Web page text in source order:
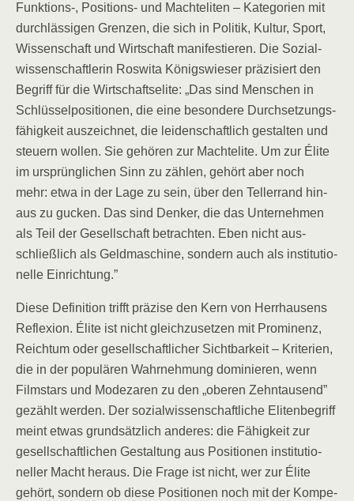
Funktions‑, Posi­ti­ons- und Macht­eli­ten – Kate­go­rien mit
durch­läs­si­gen Gren­zen, die sich in Poli­tik, Kul­tur, Sport,
Wis­sen­schaft und Wirt­schaft mani­fes­tie­ren. Die Sozi­al­
wis­sen­schaft­le­rin Ros­wi­ta Königs­wie­ser prä­zi­siert den
Begriff für die Wirt­schafts­eli­te: „Das sind Men­schen in
Schlüs­sel­po­si­tio­nen, die eine beson­de­re Durch­set­zungs­
fä­hig­keit aus­zeich­net, die lei­den­schaft­lich gestal­ten und
steu­ern wol­len. Sie gehö­ren zur Macht­eli­te. Um zur Éli­te
im ursprüng­li­chen Sinn zu zäh­len, gehört aber noch
mehr: etwa in der Lage zu sein, über den Tel­ler­rand hin­
aus zu gucken. Das sind Den­ker, die das Unter­neh­men
als Teil der Gesell­schaft betrach­ten. Eben nicht aus­
schließ­lich als Geld­ma­schi­ne, son­dern auch als insti­tu­tio­
nel­le Einrichtung.”
Die­se Defi­ni­ti­on trifft prä­zi­se den Kern von Herr­hau­sens
Refle­xi­on. Éli­te ist nicht gleich­zu­set­zen mit Pro­mi­nenz,
Reich­tum oder gesell­schaft­li­cher Sicht­bar­keit – Kri­te­ri­en,
die in der popu­lä­ren Wahr­neh­mung domi­nie­ren, wenn
Film­stars und Mode­za­ren zu den „obe­ren Zehn­tau­send”
gezählt wer­den. Der sozi­al­wis­sen­schaft­li­che Eli­ten­be­griff
meint etwas grund­sätz­lich ande­res: die Fähig­keit zur
gesell­schaft­li­chen Gestal­tung aus Posi­tio­nen insti­tu­tio­
nel­ler Macht her­aus. Die Fra­ge ist nicht, wer zur Éli­te
gehört, son­dern ob die­se Posi­tio­nen noch mit der Kom­pe­